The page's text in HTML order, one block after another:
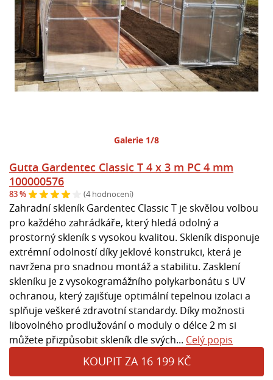
Galerie 1/8
Gutta Gardentec Classic T 4 x 3 m PC 4 mm
100000576
83 % (4 hodnocení)
Zahradní skleník Gardentec Classic T je skvělou volbou
pro každého zahrádkáře, který hledá odolný a
prostorný skleník s vysokou kvalitou. Skleník disponuje
extrémní odolností díky jeklové konstrukci, která je
navržena pro snadnou montáž a stabilitu. Zasklení
skleníku je z vysokogramážního polykarbonátu s UV
ochranou, který zajišťuje optimální tepelnou izolaci a
splňuje veškeré zdravotní standardy. Díky možnosti
libovolného prodlužování o moduly o délce 2 m si
můžete přizpůsobit skleník dle svých... Celý popis
KOUPIT ZA 16 199 KČ